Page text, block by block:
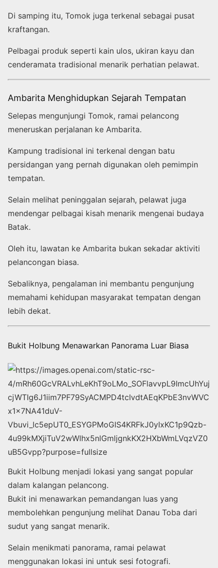
Di samping itu, Tomok juga terkenal sebagai pusat
kraftangan.
Pelbagai produk seperti kain ulos, ukiran kayu dan
cenderamata tradisional menarik perhatian pelawat.
Ambarita Menghidupkan Sejarah Tempatan
Selepas mengunjungi Tomok, ramai pelancong
meneruskan perjalanan ke Ambarita.
Kampung tradisional ini terkenal dengan batu
persidangan yang pernah digunakan oleh pemimpin
tempatan.
Selain melihat peninggalan sejarah, pelawat juga
mendengar pelbagai kisah menarik mengenai budaya
Batak.
Oleh itu, lawatan ke Ambarita bukan sekadar aktiviti
pelancongan biasa.
Sebaliknya, pengalaman ini membantu pengunjung
memahami kehidupan masyarakat tempatan dengan
lebih dekat.
Bukit Holbung Menawarkan Panorama Luar Biasa
Bukit Holbung menjadi lokasi yang sangat popular
dalam kalangan pelancong.
Bukit ini menawarkan pemandangan luas yang
membolehkan pengunjung melihat Danau Toba dari
sudut yang sangat menarik.
Selain menikmati panorama, ramai pelawat
menggunakan lokasi ini untuk sesi fotografi.